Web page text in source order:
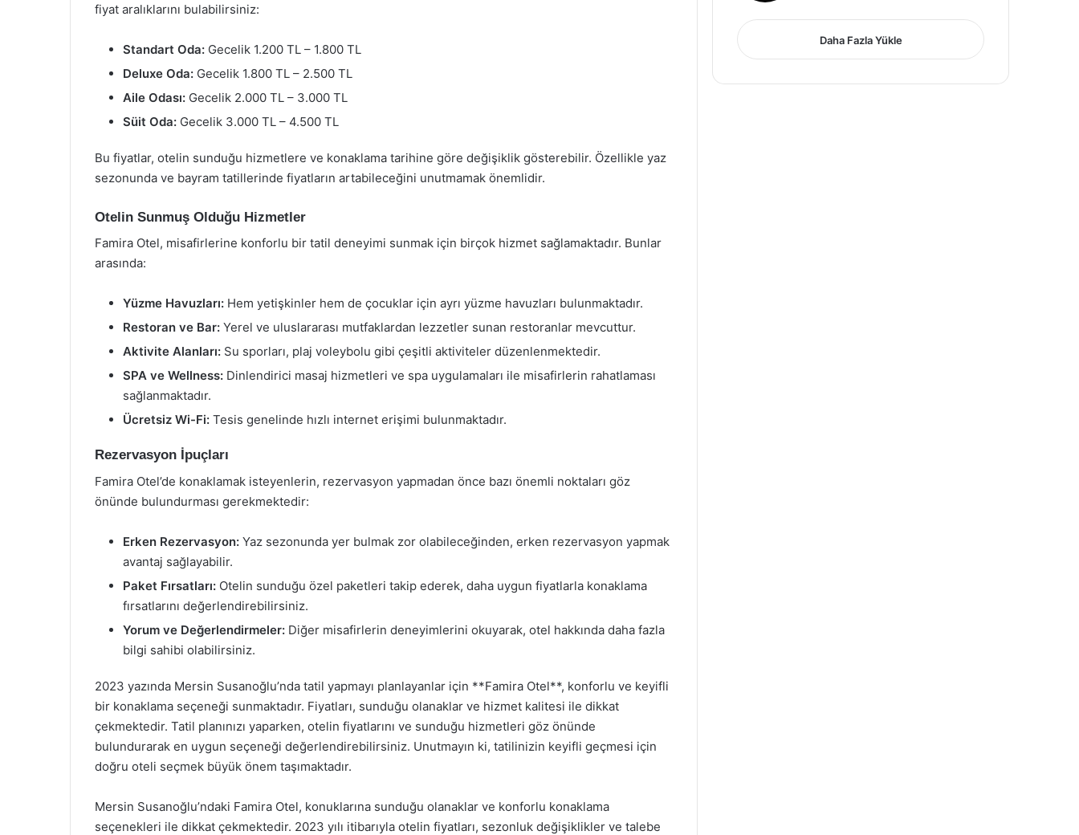
fiyat aralıklarını bulabilirsiniz:
Standart Oda: Gecelik 1.200 TL – 1.800 TL
Deluxe Oda: Gecelik 1.800 TL – 2.500 TL
Aile Odası: Gecelik 2.000 TL – 3.000 TL
Süit Oda: Gecelik 3.000 TL – 4.500 TL
Bu fiyatlar, otelin sunduğu hizmetlere ve konaklama tarihine göre değişiklik gösterebilir. Özellikle yaz
sezonunda ve bayram tatillerinde fiyatların artabileceğini unutmamak önemlidir.
Otelin Sunmuş Olduğu Hizmetler
Famira Otel, misafirlerine konforlu bir tatil deneyimi sunmak için birçok hizmet sağlamaktadır. Bunlar
arasında:
Yüzme Havuzları: Hem yetişkinler hem de çocuklar için ayrı yüzme havuzları bulunmaktadır.
Restoran ve Bar: Yerel ve uluslararası mutfaklardan lezzetler sunan restoranlar mevcuttur.
Aktivite Alanları: Su sporları, plaj voleybolu gibi çeşitli aktiviteler düzenlenmektedir.
SPA ve Wellness: Dinlendirici masaj hizmetleri ve spa uygulamaları ile misafirlerin rahatlaması
sağlanmaktadır.
Ücretsiz Wi-Fi: Tesis genelinde hızlı internet erişimi bulunmaktadır.
Rezervasyon İpuçları
Famira Otel’de konaklamak isteyenlerin, rezervasyon yapmadan önce bazı önemli noktaları göz
önünde bulundurması gerekmektedir:
Erken Rezervasyon: Yaz sezonunda yer bulmak zor olabileceğinden, erken rezervasyon yapmak
avantaj sağlayabilir.
Paket Fırsatları: Otelin sunduğu özel paketleri takip ederek, daha uygun fiyatlarla konaklama
fırsatlarını değerlendirebilirsiniz.
Yorum ve Değerlendirmeler: Diğer misafirlerin deneyimlerini okuyarak, otel hakkında daha fazla
bilgi sahibi olabilirsiniz.
2023 yazında Mersin Susanoğlu’nda tatil yapmayı planlayanlar için **Famira Otel**, konforlu ve keyifli
bir konaklama seçeneği sunmaktadır. Fiyatları, sunduğu olanaklar ve hizmet kalitesi ile dikkat
çekmektedir. Tatil planınızı yaparken, otelin fiyatlarını ve sunduğu hizmetleri göz önünde
bulundurarak en uygun seçeneği değerlendirebilirsiniz. Unutmayın ki, tatilinizin keyifli geçmesi için
doğru oteli seçmek büyük önem taşımaktadır.
Mersin Susanoğlu’ndaki Famira Otel, konuklarına sunduğu olanaklar ve konforlu konaklama
seçenekleri ile dikkat çekmektedir. 2023 yılı itibarıyla otelin fiyatları, sezonluk değişiklikler ve talebe
Daha Fazla Yükle